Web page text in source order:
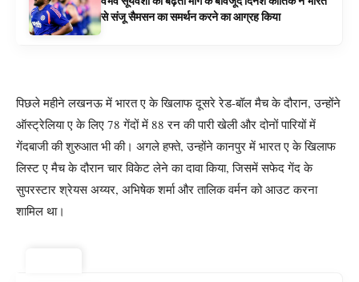
से संजू सैमसन का समर्थन करने का आग्रह किया
पिछले महीने लखनऊ में भारत ए के खिलाफ दूसरे रेड-बॉल मैच के दौरान, उन्होंने
ऑस्ट्रेलिया ए के लिए 78 गेंदों में 88 रन की पारी खेली और दोनों पारियों में
गेंदबाजी की शुरुआत भी की। अगले हफ्ते, उन्होंने कानपुर में भारत ए के खिलाफ
लिस्ट ए मैच के दौरान चार विकेट लेने का दावा किया, जिसमें सफेद गेंद के
सुपरस्टार श्रेयस अय्यर, अभिषेक शर्मा और तालिक वर्मन को आउट करना
शामिल था।